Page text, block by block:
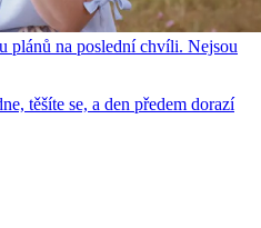
plánů na poslední chvíli. Nejsou
těšíte se, a den předem dorazí